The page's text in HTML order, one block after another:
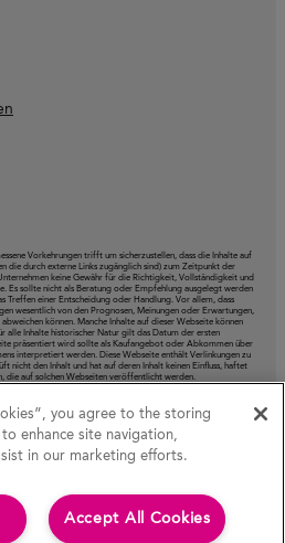
Vorkehrungen trifft um sicherzustellen, dass die Inhalte auf
die durch externe Links zugänglich sind) zum Zeitpunkt der
keine Gewähr für die Richtigkeit, Vollständigkeit und
Es sollte nicht als Beratung oder Empfehlung ausgelegt werden
Treffen einer Entscheidung oder Handlung. Vor allem, dass
wesentlich von den Prognosen, Meinungen oder Erwartungen,
können. Manche Inhalte auf dieser Webseite können
alle Inhalte historischer Natur gilt das Datum der ersten
präsentiert wird sollte als Kaufangebot oder Abkommen über
interpretiert werden. Diese Webseite enthält Verlinkungen zu
nicht den Inhalt und hat auf deren Inhalt keinen Einfluss, haftet
die auf solchen Webseiten veröffentlicht werden.
you agree to the storing
enhance site navigation,
in our marketing efforts.
Accept All Cookies